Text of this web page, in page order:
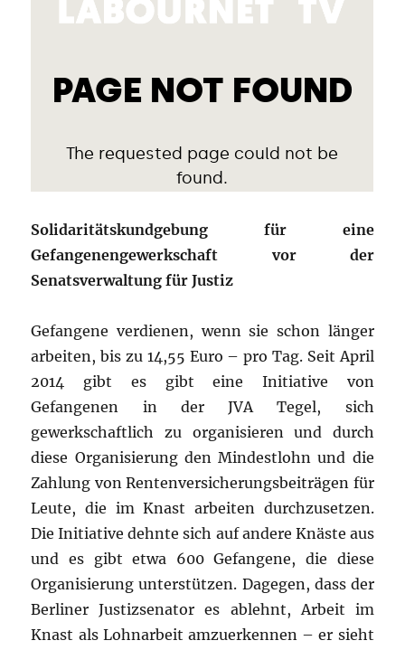
Solidaritätskundgebung für eine
Gefangenengewerkschaft vor der
Senatsverwaltung für Justiz
Gefangene verdienen, wenn sie schon länger
arbeiten, bis zu 14,55 Euro – pro Tag. Seit April
2014 gibt es gibt eine Initiative von
Gefangenen in der JVA Tegel, sich
gewerkschaftlich zu organisieren und durch
diese Organisierung den Mindestlohn und die
Zahlung von Rentenversicherungsbeiträgen für
Leute, die im Knast arbeiten durchzusetzen.
Die Initiative dehnte sich auf andere Knäste aus
und es gibt etwa 600 Gefangene, die diese
Organisierung unterstützen. Dagegen, dass der
Berliner Justizsenator es ablehnt, Arbeit im
Knast als Lohnarbeit amzuerkennen – er sieht